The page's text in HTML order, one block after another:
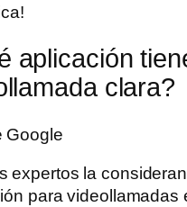
aplicación
clara?
Google
expertos la
para videollamadas